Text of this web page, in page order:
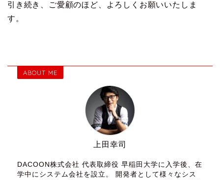
引き続き、ご愛顧のほど、よろしくお願いいたしま
す。
ABOUT ME
上田幸司
DACOON株式会社 代表取締役 早稲田大学に入学後、在
学中にシステム会社を設立。 開発者として様々なシス